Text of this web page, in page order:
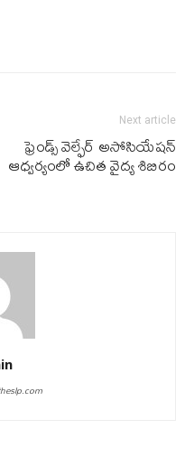
Next article
ఫ్రెండ్స్ వెల్ఫేర్ అసోసియేషన్
ఆధ్వర్యంలో ఉచిత వైద్య శిబిరం